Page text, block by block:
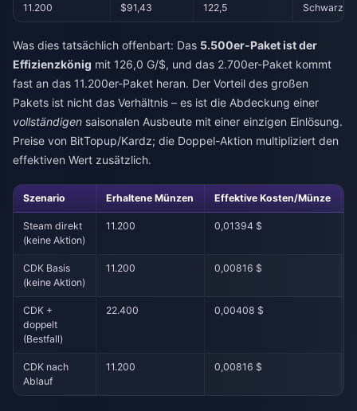
11.200 $91,43 122,5
Was dies tatsächlich offenbart: Das 5.500er-Paket ist der
Effizienzkönig mit 126,0 G/$, und das 2.700er-Paket kommt
fast an das 11.200er-Paket heran. Der Vorteil des großen
Pakets ist nicht das Verhältnis – es ist die Abdeckung einer
vollständigen saisonalen Ausbeute mit einer einzigen Einlösung.
Preise von BitTopup/Kardz; die Doppel-Aktion multipliziert den
effektiven Wert zusätzlich.
Szenario Erhaltene Münzen Effektive Kosten/Münze
Steam direkt
(keine Aktion)
11.200 0,01394 $
CDK Basis
(keine Aktion)
11.200 0,00816 $
CDK +
doppelt
(Bestfall)
22.400 0,00408 $
CDK nach
Ablauf
11.200 0,00816 $